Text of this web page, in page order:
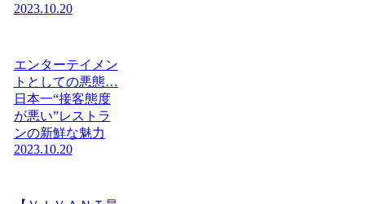
2023.10.20
エンターテイメン
トとしての悪態…
日本一“接客態度
が悪い”レストラ
ンの新鮮な魅力
2023.10.20